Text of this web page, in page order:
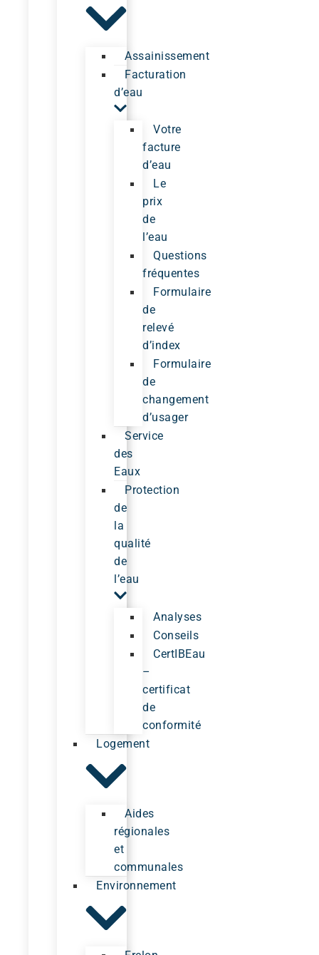
Assainissement
Facturation
d’eau
Votre
facture
d’eau
Le
prix
de
l’eau
Questions
fréquentes
Formulaire
de
relevé
d’index
Formulaire
de
changement
d’usager
Service
des
Eaux
Protection
de
la
qualité
de
l’eau
Analyses
Conseils
CertIBEau
–
certificat
de
conformité
Logement
Aides
régionales
et
communales
Environnement